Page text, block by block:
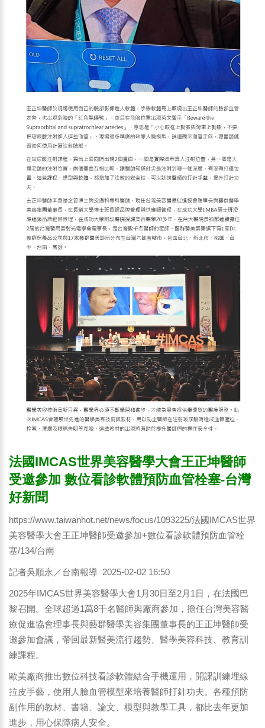
法國IMCAS世界美容醫學大會王正坤醫師
受邀參加 數位看診軟體預防血管栓塞-台灣
好新聞
https://www.taiwanhot.net/news/focus/1093225/法國IMCAS世界
美容醫學大會王正坤醫師受邀參加+數位看診軟體預防血管栓
塞/134/台南
記者吳順永／台南報導 2025-02-02 16:50
2025年IMCAS世界美容醫學大會1月30日至2月1日，在法國巴
黎召開。全球超過1萬8千名醫師與廠商參加，擔任台灣美容醫
療促進協會理事長與藝群醫學美容集團董事長的王正坤醫師受
邀參加會議，帶回最新醫美流行趨勢、醫學美容科技、教育訓
練課程。
歐美廠商推出數位科技看診軟體結合手機運用，開課訓練埋線
拉皮手藝，使用人臉血管模型來培養醫師打針功夫。各種預防
副作用的教材、書籍、論文、模型與教學工具，都比去年更加
進步，用心保障病人安全。